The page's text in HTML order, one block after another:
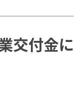
交付金に